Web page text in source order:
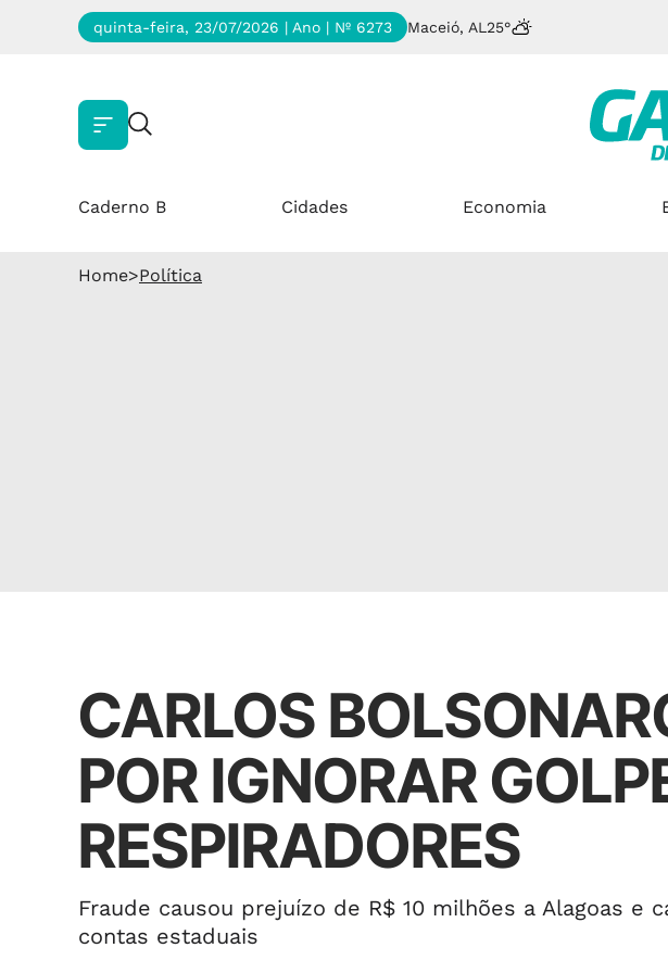
quinta-feira, 23/07/2026 | Ano | Nº 6273 Maceió, AL 25°
Caderno B Cidades Economia
Home>Política
CARLOS
POR IGNORAR
RESPIRADORES
Fraude causou prejuízo de R$ 10 milhões a Alagoas e
contas estaduais